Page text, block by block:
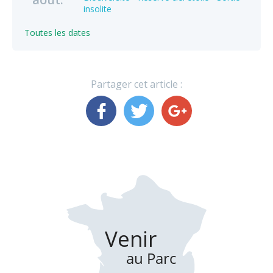
insolite
Toutes les dates
Partager cet article :